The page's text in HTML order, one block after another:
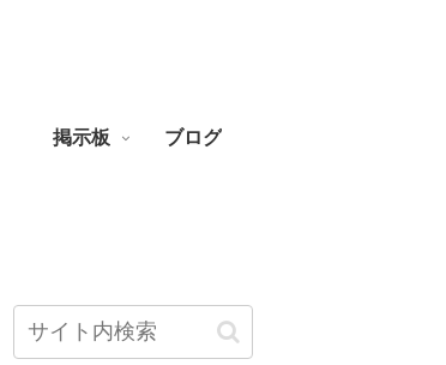
掲示板 ブログ